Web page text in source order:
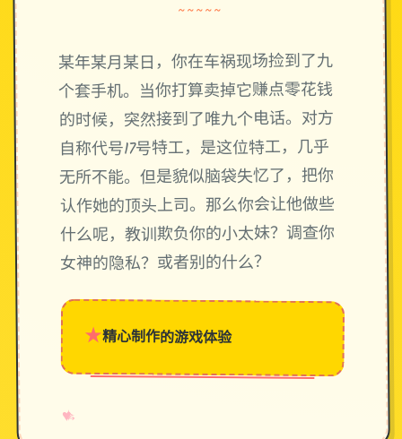
~~~~~
某年某月某日，你在车祸现场捡到了九
个套手机。当你打算卖掉它赚点零花钱
的时候，突然接到了唯九个电话。对方
自称代号17号特工，是这位特工，几乎
无所不能。但是貌似脑袋失忆了，把你
认作她的顶头上司。那么你会让他做些
什么呢，教训欺负你的小太妹？调查你
女神的隐私？或者别的什么？
★精心制作的游戏体验
♥
✧
→